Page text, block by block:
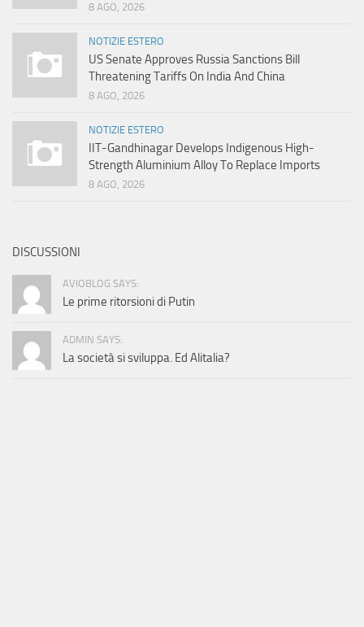
8 AGO, 2026
NOTIZIE ESTERO
US Senate Approves Russia Sanctions Bill
Threatening Tariffs On India And China
8 AGO, 2026
NOTIZIE ESTERO
IIT-Gandhinagar Develops Indigenous High-
Strength Aluminium Alloy To Replace Imports
8 AGO, 2026
DISCUSSIONI
AVIOBLOG SAYS:
Le prime ritorsioni di Putin
ADMIN SAYS:
La società si sviluppa. Ed Alitalia?